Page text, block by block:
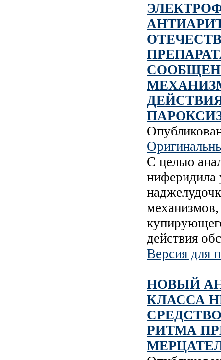
С целью
ниферидила
действия
Версия для
НОВЫЙ
КЛАССА
РИТМА